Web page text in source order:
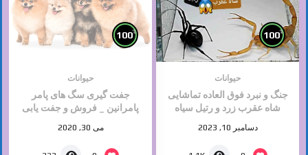
100%
حیوانات
جنگ و نبرد فوق العاده تماشایی
شاه عقرب زرد و رتیل سیاه
دسامبر 10, 2023
100%
حیوانات
جفت گیری سگ های پامر
پامرانین _ فروش و جفت یابی
می 30, 2020